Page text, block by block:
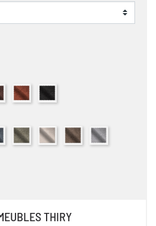
Creme
Malmo Espresso
Tissu Malmo Cuivre
Tissu Malmo Moir
Ocre
Ponti Sky Blue
Tissu Ponti Olive
Tissu Ponti Creme
Tissu Ponti Marron
Tissu Ponti Ice
THIRY